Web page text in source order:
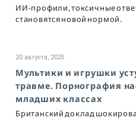
ИИ-профили, токсичные
становятся новой нормой.
20 августа, 2025
Мультики и игрушки
травме. Порнография
младших классах
Британский доклад